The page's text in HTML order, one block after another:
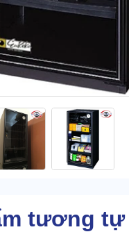
tương tự